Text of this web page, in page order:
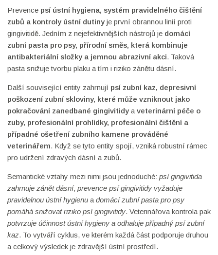
Prevence psí ústní hygiena, systém pravidelného čištění
zubů a kontroly ústní dutiny je první obrannou linií proti
gingivitidě. Jedním z nejefektivnějších nástrojů je domácí
zubní pasta pro psy, přírodní směs, která kombinuje
antibakteriální složky a jemnou abrazivní akci. Taková
pasta snižuje tvorbu plaku a tím i riziko zánětu dásní.
Další související entity zahrnují psí zubní kaz, depresivní
poškození zubní skloviny, které může vzniknout jako
pokračování zanedbané gingivitidy a veterinární péče o
zuby, profesionální prohlídky, profesionální čištění a
případné ošetření zubního kamene prováděné
veterinářem. Když se tyto entity spojí, vzniká robustní rámec
pro udržení zdravých dásní a zubů.
Semantické vztahy mezi nimi jsou jednoduché: psí gingivitida
zahrnuje zánět dásní, prevence psí gingivitidy vyžaduje
pravidelnou ústní hygienu a domácí zubní pasta pro psy
pomáhá snižovat riziko psí gingivitidy. Veterinářova kontrola pak
potvrzuje účinnost ústní hygieny a odhaluje případný psí zubní
kaz. To vytváří cyklus, ve kterém každá část podporuje druhou
a celkový výsledek je zdravější ústní prostředí.